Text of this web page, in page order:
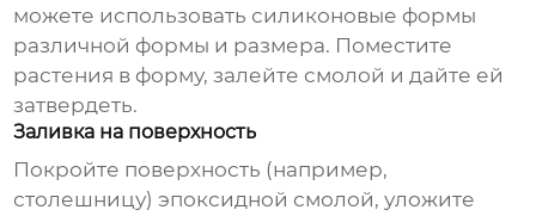
можете использовать силиконовые формы
различной формы и размера. Поместите
растения в форму, залейте смолой и дайте ей
затвердеть.
Заливка на поверхность
Покройте поверхность (например,
столешницу) эпоксидной смолой, уложите